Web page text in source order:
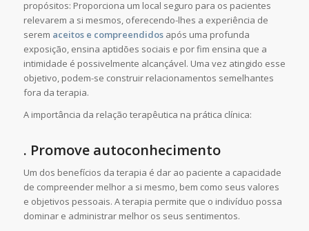
propósitos: Proporciona um local seguro para os pacientes
relevarem a si mesmos, oferecendo-lhes a experiência de
serem aceitos e compreendidosapós uma profunda
exposição, ensina aptidões sociais e por fim ensina que a
intimidade é possivelmente alcançável. Uma vez atingido esse
objetivo, podem-se construir relacionamentos semelhantes
fora da terapia.
A importância da relação terapêutica na prática clínica:
. Promove autoconhecimento
Um dos benefícios da terapia é dar ao paciente a capacidade
de compreender melhor a si mesmo, bem como seus valores
e objetivos pessoais. A terapia permite que o indivíduo possa
dominar e administrar melhor os seus sentimentos.